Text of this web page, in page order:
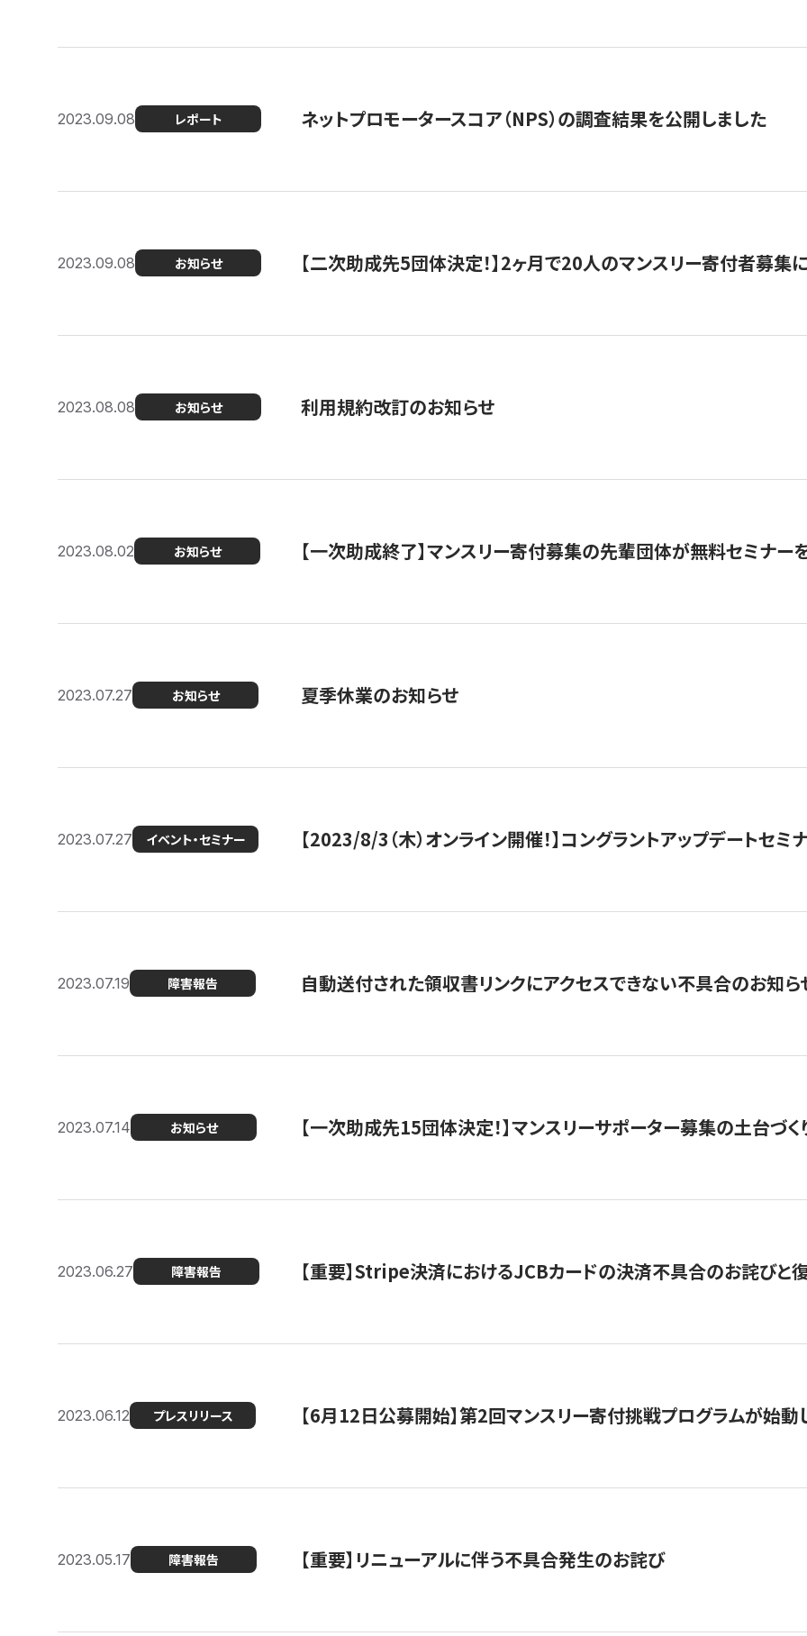
2023.09.08 レポート ネットプロモータースコア（NPS）の調査結果を公開しました
2023.09.08 お知らせ 【二次助成先5団体決定！】2ヶ月で20人のマンスリー寄付者募集
2023.08.08 お知らせ 利用規約改訂のお知らせ
2023.08.02 お知らせ 【一次助成終了】マンスリー寄付募集の先輩団体が無料セミナー
2023.07.27 お知らせ 夏季休業のお知らせ
2023.07.27 イベント・セミナー 【2023/8/3（木）オンライン開催！】コングラントアップデートセ
2023.07.19 障害報告 自動送付された領収書リンクにアクセスできない不具合のお知ら
2023.07.14 お知らせ 【一次助成先15団体決定！】マンスリーサポーター募集の土台づ
2023.06.27 障害報告 【重要】Stripe決済におけるJCBカードの決済不具合のお詫びと
2023.06.12 プレスリリース 【6月12日公募開始】第2回マンスリー寄付挑戦プログラムが始動
2023.05.17 障害報告 【重要】リニューアルに伴う不具合発生のお詫び